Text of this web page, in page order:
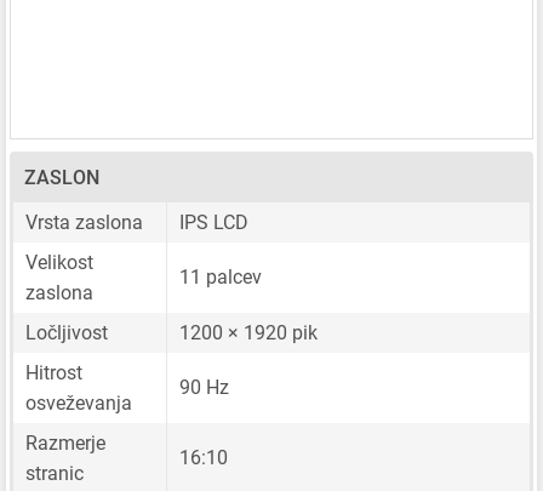
ZASLON
Vrsta zaslona
IPS LCD
Velikost
zaslona
11 palcev
Ločljivost
1200 × 1920 pik
Hitrost
osveževanja
90 Hz
Razmerje
stranic
16:10